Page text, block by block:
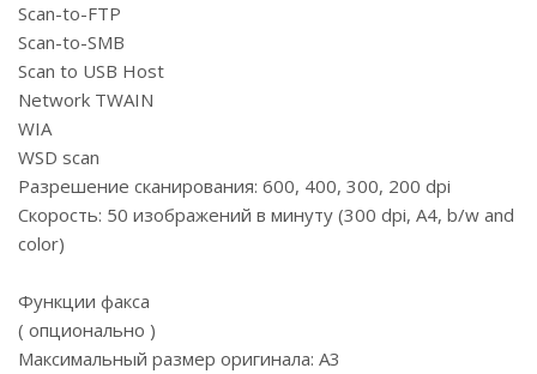
Scan-to-FTP
Scan-to-SMB
Scan to USB Host
Network TWAIN
WIA
WSD scan
Разрешение сканирования: 600, 400, 300, 200 dpi
Скорость: 50 изображений в минуту (300 dpi, A4, b/w and
color)
Функции факса
( опционально )
Максимальный размер оригинала: А3